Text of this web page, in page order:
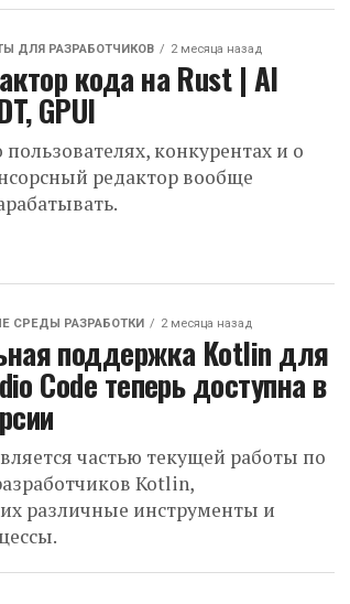
ДЛЯ РАЗРАБОТЧИКОВ 2 месяца назад
кода на Rust | AI
GPUI
конкурентах и о
редактор вообще
СРЕДЫ РАЗРАБОТКИ 2 месяца назад
поддержка Kotlin для
Code теперь доступна в
частью текущей работы по
Kotlin,
различные инструменты и